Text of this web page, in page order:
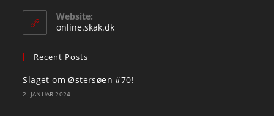
Website:
online.skak.dk
Recent Posts
Slaget om Østersøen #70!
2. JANUAR 2024